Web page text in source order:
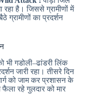
है। जिससे ग्रामीणों में
ग्रामीणों का प्रदर्शन
भी गडोली–ढांडरी लिंक
जारी रहा। तीसरे दिन
को जाम कर प्रशासन के
रहे गुलदार को मार